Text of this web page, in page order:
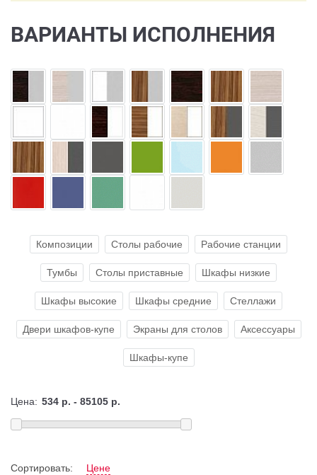
ВАРИАНТЫ ИСПОЛНЕНИЯ
Композиции Столы рабочие Рабочие станции
Тумбы Столы приставные Шкафы низкие
Шкафы высокие Шкафы средние Стеллажи
Двери шкафов-купе Экраны для столов Аксессуары
Шкафы-купе
Цена:
Сортировать: Цене